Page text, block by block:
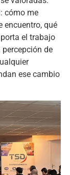
cómo me
encuentro, qué
el trabajo
de
ese cambio